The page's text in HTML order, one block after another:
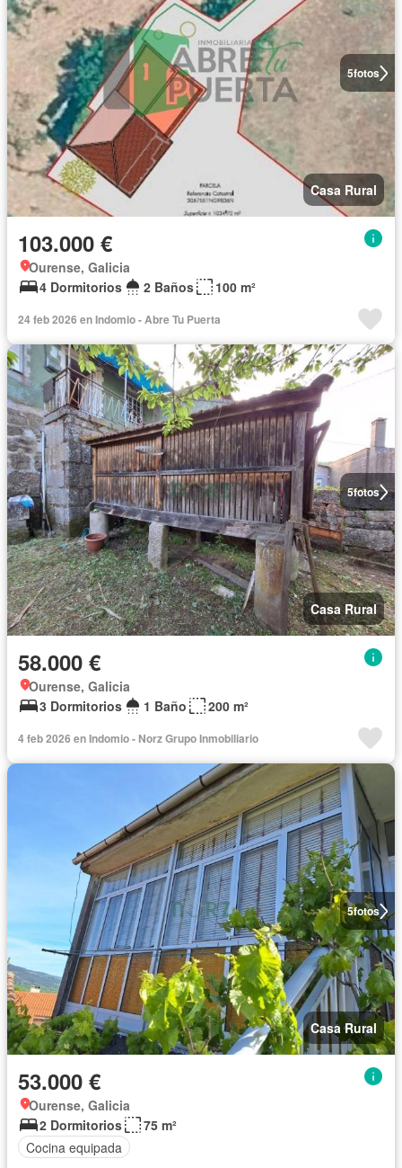
5fotos
Casa Rural
103.000 €
Ourense, Galicia
4 Dormitorios
2 Baños 100 m²
24 feb 2026 en Indomio - Abre Tu Puerta
5fotos
Casa Rural
58.000 €
Ourense, Galicia
3 Dormitorios
1 Baño 200 m²
4 feb 2026 en Indomio - Norz Grupo Inmobiliario
5fotos
Casa Rural
53.000 €
Ourense, Galicia
2 Dormitorios
75 m²
Cocina equipada